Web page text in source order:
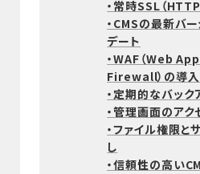
・常時SSL（
・CMSの最新バ
デート
・WAF（Web
Firewall）の導入
・定期的なバッ
・管理画面のアク
・ファイル権限
し
・信頼性の高い